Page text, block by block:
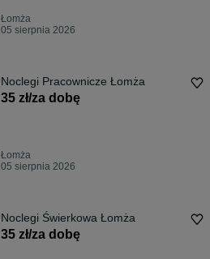
Łomża
05 sierpnia 2026
Noclegi Pracownicze Łomża
35 zł/za dobę
Łomża
05 sierpnia 2026
Noclegi Świerkowa Łomża
35 zł/za dobę